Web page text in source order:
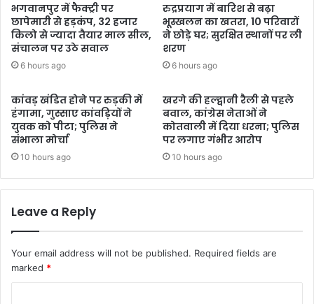
भगवानपुर में फैक्ट्री पर
छापेमारी से हड़कंप, 32 हजार
किलो से ज्यादा तैयार माल सील,
संचालन पर उठे सवाल
6 hours ago
रुद्रप्रयाग में बारिश से बढ़ा
भूस्खलन का खतरा, 10 परिवारों
ने छोड़े घर; सुरक्षित स्थानों पर ली
शरण
6 hours ago
कांवड़ खंडित होने पर रुड़की में
हंगामा, गुस्साए कांवड़ियों ने
युवक को पीटा; पुलिस ने
संभाला मोर्चा
10 hours ago
खरगे की हल्द्वानी रैली से पहले
बवाल, कांग्रेस नेताओं ने
कोतवाली में दिया धरना; पुलिस
पर लगाए गंभीर आरोप
10 hours ago
Leave a Reply
Your email address will not be published. Required fields are
marked *